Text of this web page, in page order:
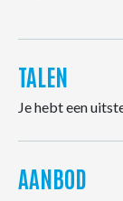
TALEN
Je hebt een
AANBOD